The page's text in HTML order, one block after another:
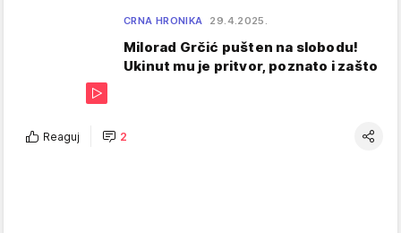
CRNA HRONIKA 29.4.2025.
Milorad Grčić pušten na slobodu!
Ukinut mu je pritvor, poznato i zašto
Reaguj 2